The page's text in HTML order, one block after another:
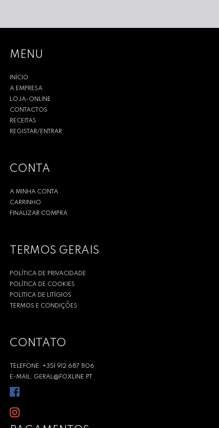
MENU
INÍCIO
A EMPRESA
LOJA-ONLINE
CONTACTOS
RECEITAS
REGISTAR/ENTRAR
CONTA
A MINHA CONTA
CARRINHO
FINALIZAR COMPRA
TERMOS GERAIS
POLÍTICA DE PRIVACIDADE
POLÍTICA DE COOKIES
POLITICA DE LITÍGIOS
TERMOS E CONDIÇÕES
CONTATO
TELEFONE: +351 912 687 806
E-MAIL: GERAL@FOXLINE.PT